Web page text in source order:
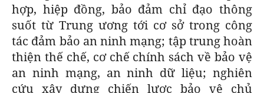
hợp, hiệp đồng, bảo đảm chỉ đạo thông
suốt từ Trung ương tới cơ sở trong công
tác đảm bảo an ninh mạng; tập trung hoàn
thiện thế chế, cơ chế chính sách về bảo vệ
an ninh mạng, an ninh dữ liệu; nghiên
cứu xây dựng chiến lược bảo vệ chủ